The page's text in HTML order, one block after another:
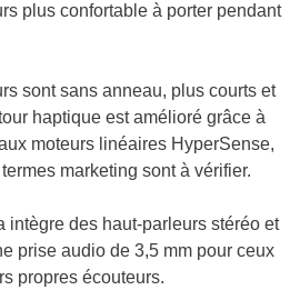
plus confortable à porter pendant
sont sans anneau, plus courts et
haptique est amélioré grâce à
moteurs linéaires HyperSense,
marketing sont à vérifier.
intègre des haut-parleurs stéréo et
prise audio de 3,5 mm pour ceux
propres écouteurs​.